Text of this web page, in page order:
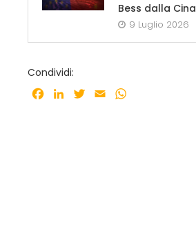
Bess dalla Cina
9 Luglio 2026
Condividi:
Facebook
LinkedInTwitter
Email